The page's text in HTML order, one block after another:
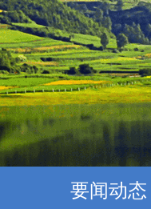
要闻动态